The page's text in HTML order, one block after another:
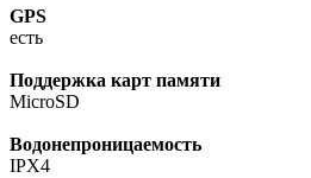
GPS
есть
Поддержка карт памяти
МicroSD
Водонепроницаемость
IPX4